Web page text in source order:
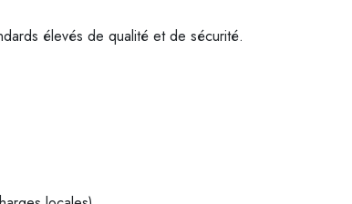
élevés de qualité et de sécurité.